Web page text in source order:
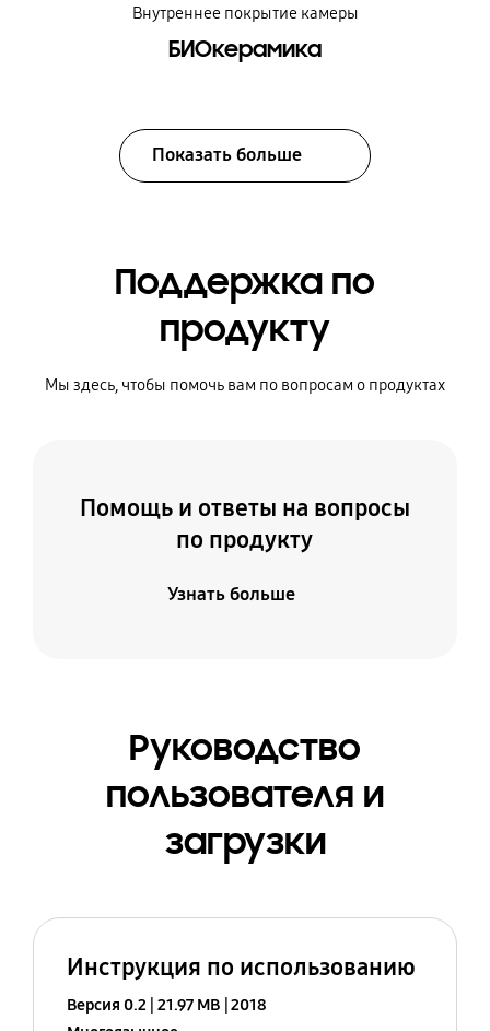
Внутреннее покрытие камеры
БИОкерамика
Показать больше
Поддержка по
продукту
Мы здесь, чтобы помочь вам по вопросам о продуктах
Помощь и ответы на вопросы
по продукту
Узнать больше
Руководство
пользователя и
загрузки
Инструкция по использованию
Версия 0.2 21.97 MB 2018